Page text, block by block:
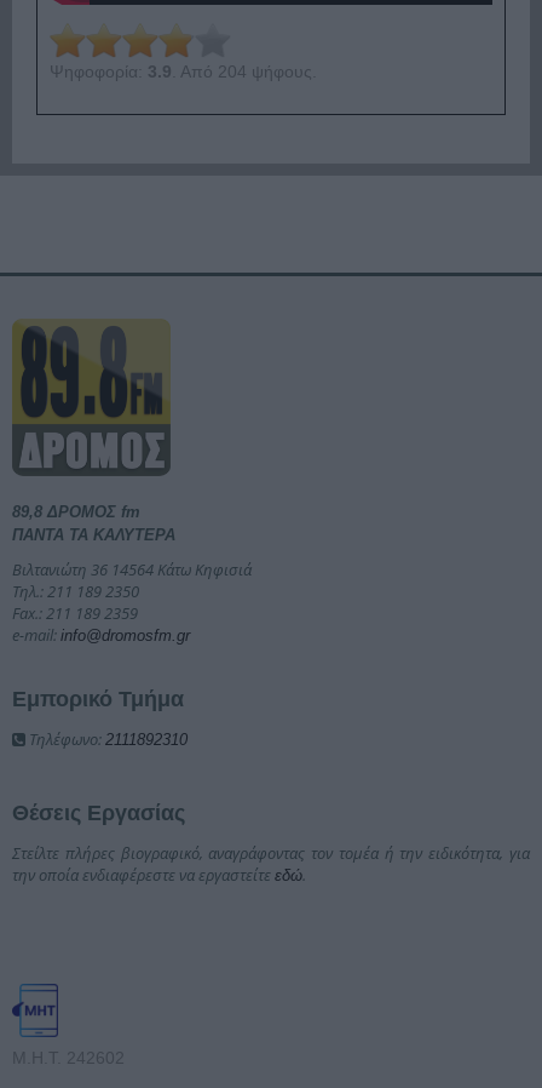
Ψηφοφορία: 3.9 . Από 204 ψήφους.
89,8 ΔΡΟΜΟΣ fm
ΠΑΝΤΑ ΤΑ ΚΑΛΥΤΕΡΑ
Βιλτανιώτη 36 14564 Κάτω Κηφισιά
Τηλ.: 211 189 2350
Fax.: 211 189 2359
e-mail: info@dromosfm.gr
Εμπορικό Τμήμα
Τηλέφωνο: 2111892310
Θέσεις Εργασίας
Στείλτε πλήρες βιογραφικό, αναγράφοντας τον τομέα ή την ειδικότητα, για
την οποία ενδιαφέρεστε να εργαστείτε εδώ.
Μ.Η.Τ. 242602